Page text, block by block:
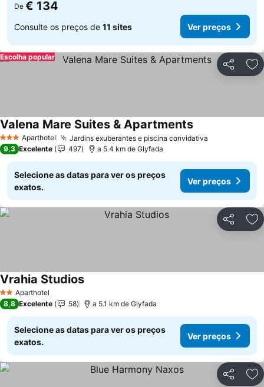
De € 134
Consulte os preços de 11 sites Ver preços
Partilhar
Escolha popular
3 EstrelasAparthotel Jardins exuberantes e piscina convidativa
Valena Mare Suites & ApartmentsVer preços
9,3 Excelente 497 a 5.4 km de Glyfada
Selecione as datas para ver os preços
exatos.
Ver preços
Partilhar
2 EstrelasAparthotel
Vrahia StudiosVer preços
8,8 Excelente 58 a 5.1 km de Glyfada
Selecione as datas para ver os preços
exatos.
Ver preços
Partilhar